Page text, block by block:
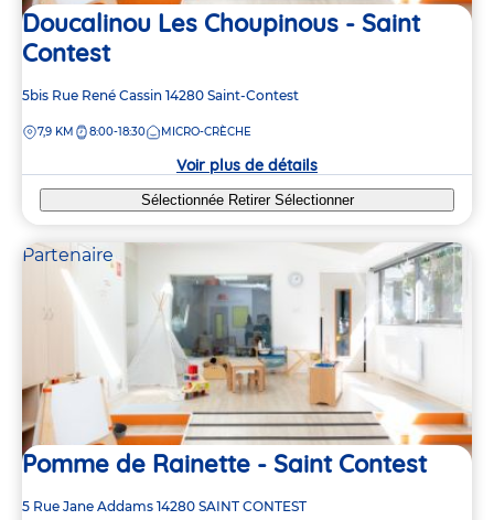
Doucalinou Les Choupinous - Saint
Contest
Adresse
la
5bis Rue René Cassin 14280 Saint-Contest
DISTANCE
7,9 KM 8:00-18:30 MICRO-CRÈCHE
Voir plus de détails
Sélectionnée Retirer Sélectionner
Partenaire
Pomme de Rainette - Saint Contest
Adresse
5 Rue Jane Addams 14280 SAINT CONTEST